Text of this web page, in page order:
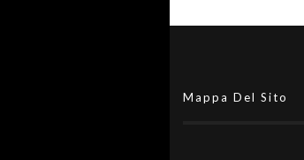
Mappa Del Sito